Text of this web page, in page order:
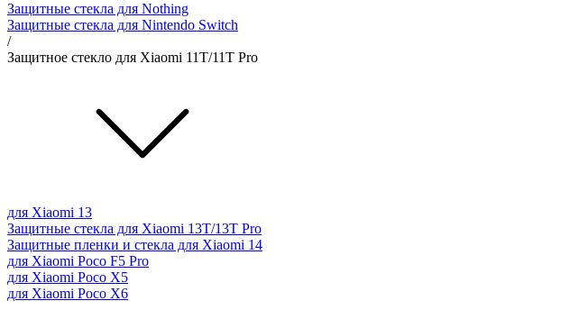
Защитные стекла для Nothing
Защитные стекла для Nintendo Switch
/
Защитное стекло для Xiaomi 11T/11T Pro
для Xiaomi 13
Защитные стекла для Xiaomi 13T/13T Pro
Защитные пленки и стекла для Xiaomi 14
для Xiaomi Poco F5 Pro
для Xiaomi Poco X5
для Xiaomi Poco X6